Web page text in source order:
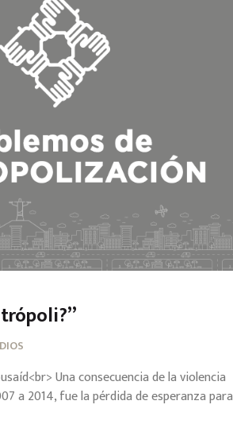
Una consecuencia de la violencia
a 2014, fue la pérdida de esperanza para